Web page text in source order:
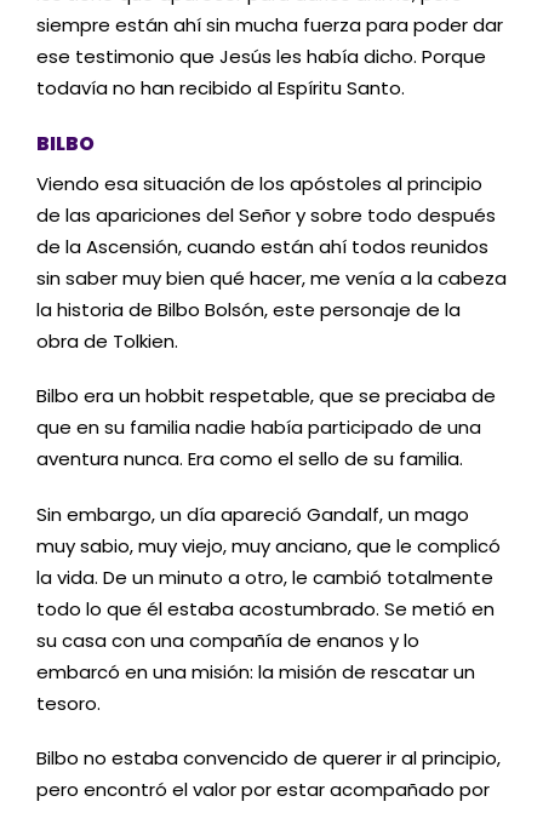
siempre están ahí sin mucha fuerza para poder dar
ese testimonio que Jesús les había dicho. Porque
todavía no han recibido al Espíritu Santo.
BILBO
Viendo esa situación de los apóstoles al principio
de las apariciones del Señor y sobre todo después
de la Ascensión, cuando están ahí todos reunidos
sin saber muy bien qué hacer, me venía a la cabeza
la historia de Bilbo Bolsón, este personaje de la
obra de Tolkien.
Bilbo era un hobbit respetable, que se preciaba de
que en su familia nadie había participado de una
aventura nunca. Era como el sello de su familia.
Sin embargo, un día apareció Gandalf, un mago
muy sabio, muy viejo, muy anciano, que le complicó
la vida. De un minuto a otro, le cambió totalmente
todo lo que él estaba acostumbrado. Se metió en
su casa con una compañía de enanos y lo
embarcó en una misión: la misión de rescatar un
tesoro.
Bilbo no estaba convencido de querer ir al principio,
pero encontró el valor por estar acompañado por